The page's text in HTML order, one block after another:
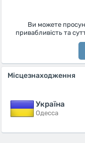
Ви можете
привабливість та
Місцезнаходження
Україна
Одесса